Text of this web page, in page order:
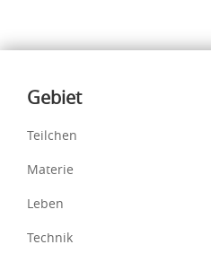
Inhalte
Gebiet
Teilchen
Materie
Leben
Technik